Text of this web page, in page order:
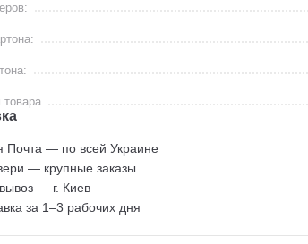
Почта — по всей Украине
— крупные заказы
— г. Киев
за 1–3 рабочих дня